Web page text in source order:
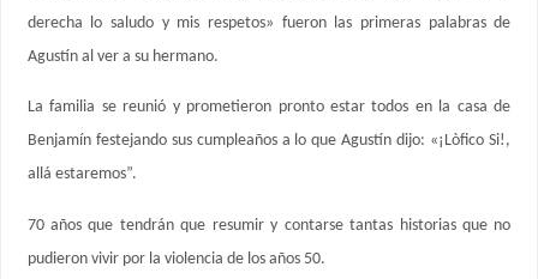
derecha lo saludo y mis respetos» fueron las primeras palabras de
Agustín al ver a su hermano.
La familia se reunió y prometieron pronto estar todos en la casa de
Benjamín festejando sus cumpleaños a lo que Agustín dijo: «¡Lòfico Si!,
allá estaremos”.
70 años que tendrán que resumir y contarse tantas historias que no
pudieron vivir por la violencia de los años 50.